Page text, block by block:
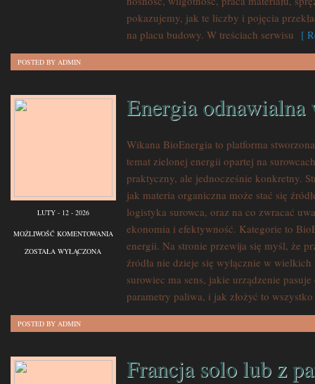
pokazujemy, jak te liczby i pojęcia
na placu budowy. W treściach serwisu [
POSTED BY ADMIN
LUTY - 12 - 2026
MOŻLIWOŚĆ KOMENTOWANIA ENERGIA
ODNAWIALNA
POLSCE
ZOSTAŁA WYŁĄCZONA
Energia odnawialna
Wikana BioEnergia to platforma
temat zielonej energii opartej na
praktyczny, ale jednocześnie konkretny.
jak materia organiczna może stać się
logistyka surowca, oraz na co zwracać
ekonomia i efektywność. Kategorie to
energii. Na stronie przewija się myśl, że
źródła nie dzieje się wyłącznie w
surowiec ma sens, jakie urządzenie
parametry paliwa, i jak złożyć to
POSTED BY ADMIN
Francja solo lub z